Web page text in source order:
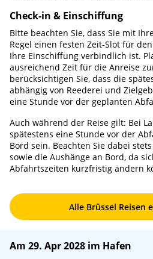
Check-in & Einschiffung
Bitte beachten Sie, dass Sie mit
Regel einen festen Zeit-Slot für
Ihre Einschiffung verbindlich ist.
ausreichend Zeit für die Anreise
berücksichtigen Sie, dass die
abhängig von Reederei und
eine Stunde vor der geplanten
Auch während der Reise gilt: Bei
spätestens eine Stunde vor der
Bord sein. Beachten Sie dabei
sowie die Aushänge an Bord, da
Abfahrtszeiten kurzfristig ändern
Alle Brüssel Reisen
Am 29. Apr 2028 im Hafen